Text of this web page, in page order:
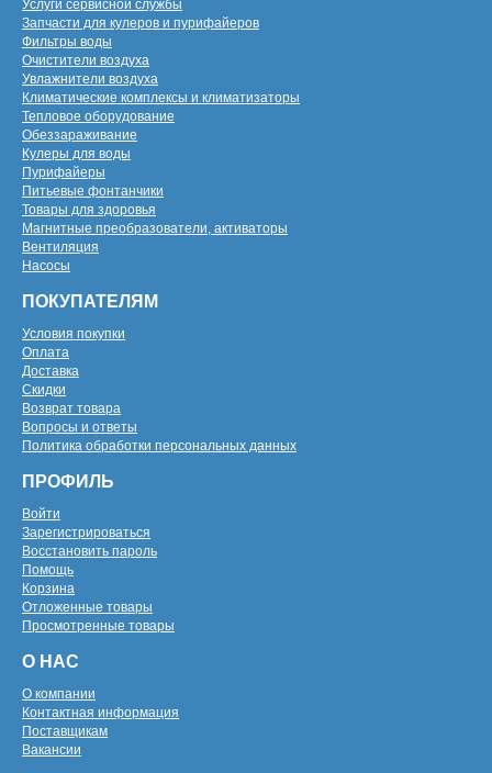
Услуги сервисной службы
Запчасти для кулеров и пурифайеров
Фильтры воды
Очистители воздуха
Увлажнители воздуха
Климатические комплексы и климатизаторы
Тепловое оборудование
Обеззараживание
Кулеры для воды
Пурифайеры
Питьевые фонтанчики
Товары для здоровья
Магнитные преобразователи, активаторы
Вентиляция
Насосы
ПОКУПАТЕЛЯМ
Условия покупки
Оплата
Доставка
Скидки
Возврат товара
Вопросы и ответы
Политика обработки персональных данных
ПРОФИЛЬ
Войти
Зарегистрироваться
Восстановить пароль
Помощь
Корзина
Отложенные товары
Просмотренные товары
О НАС
О компании
Контактная информация
Поставщикам
Вакансии